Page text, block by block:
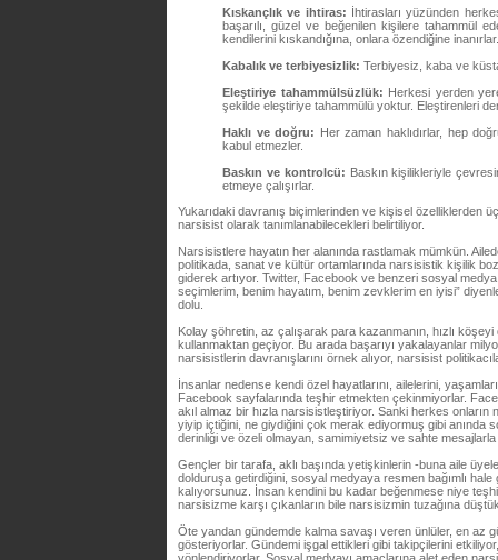
Kıskançlık ve ihtiras: İhtirasları yüzünden
başarılı, güzel ve beğenilen kişilere tahammül
kendilerini kıskandığına, onlara özendiğine inanırlar.
Kabalık ve terbiyesizlik: Terbiyesiz, kaba ve
Eleştiriye tahammülsüzlük: Herkesi yerden
şekilde eleştiriye tahammülü yoktur. Eleştirenleri
Haklı ve doğru: Her zaman haklıdırlar, hep
kabul etmezler.
Baskın ve kontrolcü: Baskın kişilikleriyle
etmeye çalışırlar.
Yukarıdaki davranış biçimlerinden ve kişisel özelliklerden
narsisist olarak tanımlanabilecekleri belirtiliyor.
Narsisistlere hayatın her alanında rastlamak mümkün.
politikada, sanat ve kültür ortamlarında narsisistik kişilik
giderek artıyor. Twitter, Facebook ve benzeri sosyal
seçimlerim, benim hayatım, benim zevklerim en iyisi”
dolu.
Kolay şöhretin, az çalışarak para kazanmanın, hızlı
kullanmaktan geçiyor. Bu arada başarıyı yakalayanlar
narsisistlerin davranışlarını örnek alıyor, narsisist
İnsanlar nedense kendi özel hayatlarını, ailelerini,
Facebook sayfalarında teşhir etmekten çekinmiyorlar.
akıl almaz bir hızla narsisistleştiriyor. Sanki herkes onların
yiyip içtiğini, ne giydiğini çok merak ediyormuş gibi anında
derinliği ve özeli olmayan, samimiyetsiz ve sahte
Gençler bir tarafa, aklı başında yetişkinlerin -buna aile
dolduruşa getirdiğini, sosyal medyaya resmen bağımlı
kalıyorsunuz. İnsan kendini bu kadar beğenmese niye
narsisizme karşı çıkanların bile narsisizmin tuzağına
Öte yandan gündemde kalma savaşı veren ünlüler, en az
gösteriyorlar. Gündemi işgal ettikleri gibi takipçilerini